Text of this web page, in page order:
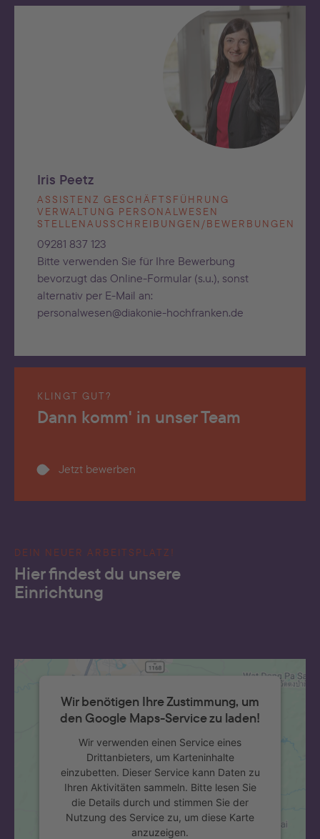
Iris Peetz
ASSISTENZ GESCHÄFTSFÜHRUNG
VERWALTUNG PERSONALWESEN
STELLENAUSSCHREIBUNGEN/BEWERBUNGEN
09281 837 123
Bitte verwenden Sie für Ihre Bewerbung
bevorzugt das Online-Formular (s.u.), sonst
alternativ per E-Mail an:
personalwesen@diakonie-hochfranken.de
KLINGT GUT?
Dann komm' in unser Team
Jetzt bewerben
DEIN NEUER ARBEITSPLATZ!
Hier findest du unsere
Einrichtung
Wir benötigen Ihre Zustimmung, um
den Google Maps-Service zu laden!
Wir verwenden einen Service eines
Drittanbieters, um Karteninhalte
einzubetten. Dieser Service kann Daten zu
Ihren Aktivitäten sammeln. Bitte lesen Sie
die Details durch und stimmen Sie der
Nutzung des Service zu, um diese Karte
anzuzeigen.